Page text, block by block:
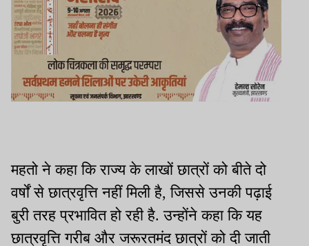
महतो ने कहा कि राज्य के लाखों छात्रों को बीते दो
वर्षों से छात्रवृत्ति नहीं मिली है, जिससे उनकी पढ़ाई
बुरी तरह प्रभावित हो रही है. उन्होंने कहा कि यह
छात्रवृत्ति गरीब और जरूरतमंद छात्रों को दी जाती